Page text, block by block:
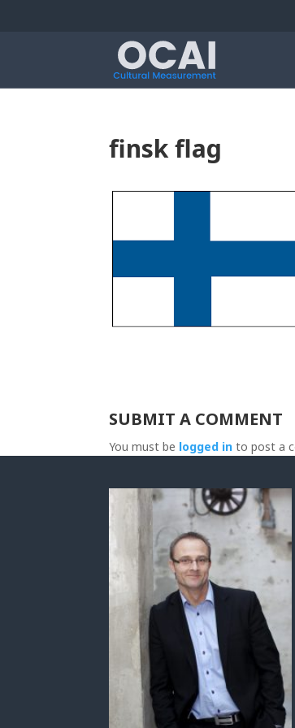
finsk flag
SUBMIT A COMMENT
You must be logged in to post a